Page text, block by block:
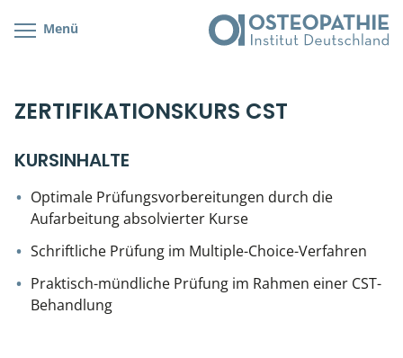
Menü
ZERTIFIKATIONSKURS CST
KURSINHALTE
Optimale Prüfungsvorbereitungen durch die
Aufarbeitung absolvierter Kurse
Schriftliche Prüfung im Multiple-Choice-Verfahren
Praktisch-mündliche Prüfung im Rahmen einer CST-
Behandlung
Cranial/Neurale Osteopathie
Parietale Osteopathie
Viszerale Osteopathie
Klinische & Praktische Kurse
Prüfung & Zertifikation
Bonus-Programm
Veranstaltungsticket DB
Wissenswertes
Teilnehmerliste
Stellenbörse
Soziales Engagement